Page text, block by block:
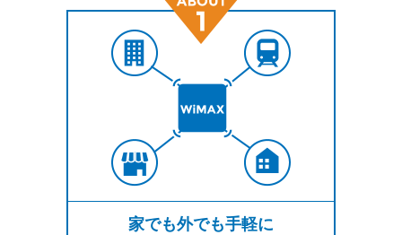
家でも外でも手軽に